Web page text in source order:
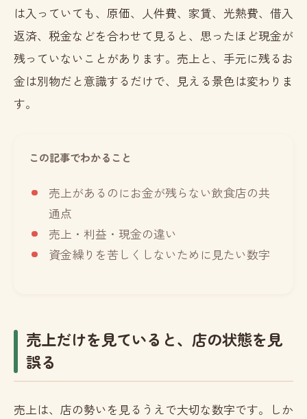
は入っていても、原価、人件費、家賃、光熱費、借入
返済、税金などを合わせて見ると、思ったほど現金が
残っていないことがあります。売上と、手元に残るお
金は別物だと意識するだけで、見える景色は変わりま
す。
この記事でわかること
売上があるのにお金が残らない飲食店の共
通点
売上・利益・現金の違い
資金繰りを苦しくしないために見たい数字
売上だけを見ていると、店の状態を見
誤る
売上は、店の勢いを見るうえで大切な数字です。しか